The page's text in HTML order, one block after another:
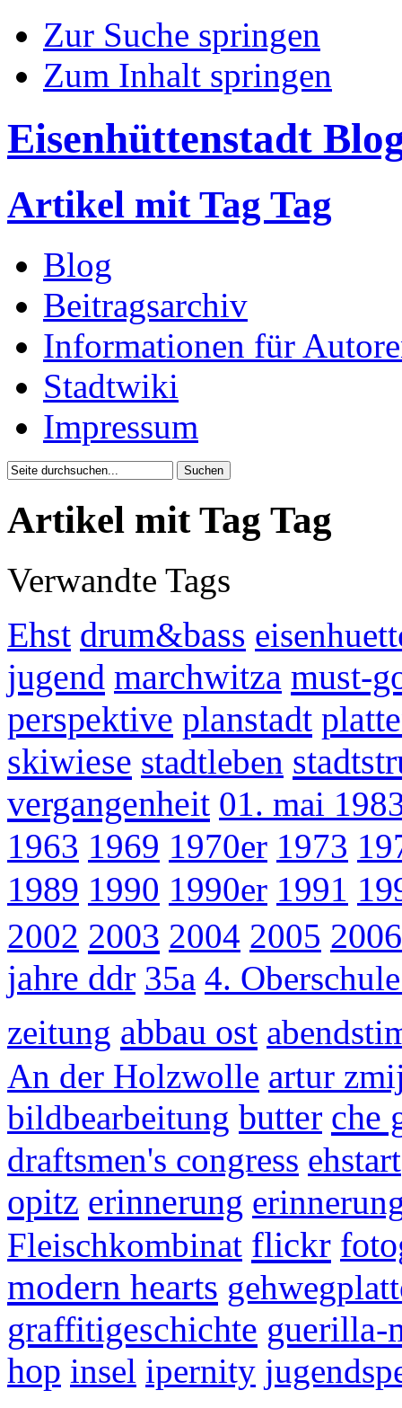
Zur Suche springen
Zum Inhalt springen
Eisenhüttenstadt
Artikel mit Tag Tag
Blog
Beitragsarchiv
Informationen für
Stadtwiki
Impressum
Artikel mit Tag Tag
Verwandte Tags
Ehst drum&bass
jugend marchwitza must-
perspektive planstadt
skiwiese stadtleben
vergangenheit 01. mai
1963 1969 1970er 1973
1989 1990 1990er 1991
2002 2003 2004 2005 2006
jahre ddr 35a 4.
zeitung abbau ost
An der Holzwolle artur
bildbearbeitung butter che
draftsmen's congress ehstart
opitz erinnerung
Fleischkombinat flickr
modern hearts
graffitigeschichte guerilla-
hop insel ipernity